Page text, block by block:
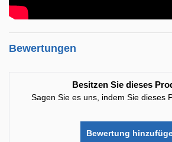
Bewertungen
Besitzen Sie dieses
Sagen Sie es uns, indem Sie dieses
Bewertung